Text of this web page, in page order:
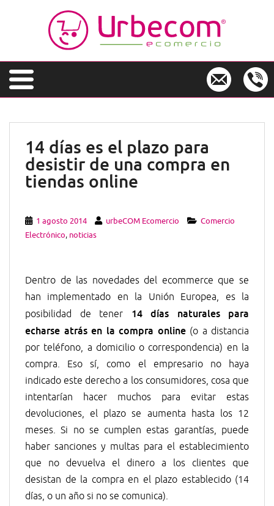
t
14 días es el plazo para
desistir de una compra en
tiendas online
1 agosto 2014 urbeCOM Ecomercio
Comercio
Electrónico, noticias
Dentro de las novedades del ecommerce que se
han implementado en la Unión Europea, es la
posibilidad de tener 14 días naturales para
echarse atrás en la compra online(o a distancia
por teléfono, a domicilio o correspondencia) en la
compra. Eso sí, como el empresario no haya
indicado este derecho a los consumidores, cosa que
intentarían hacer muchos para evitar estas
devoluciones, el plazo se aumenta hasta los 12
meses. Si no se cumplen estas garantías, puede
haber sanciones y multas para el establecimiento
que no devuelva el dinero a los clientes que
desistan de la compra en el plazo establecido (14
días, o un año si no se comunica).